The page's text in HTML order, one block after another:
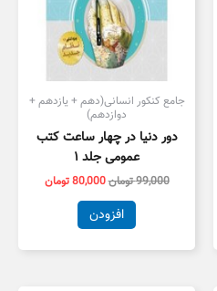
جامع کنکور انسانی(دهم + یازدهم +
دوازدهم)
دور دنیا در چهار ساعت کتب
عمومی جلد ۱
99,000تومان80,000تومان
افزودن